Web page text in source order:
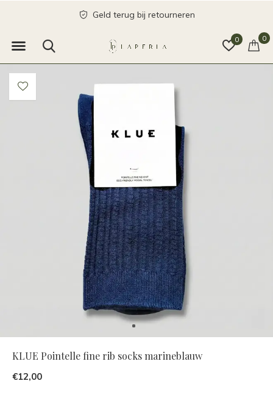
0 0
Geld terug bij retourneren
KLUE Pointelle fine rib socks marineblauw
€12,00